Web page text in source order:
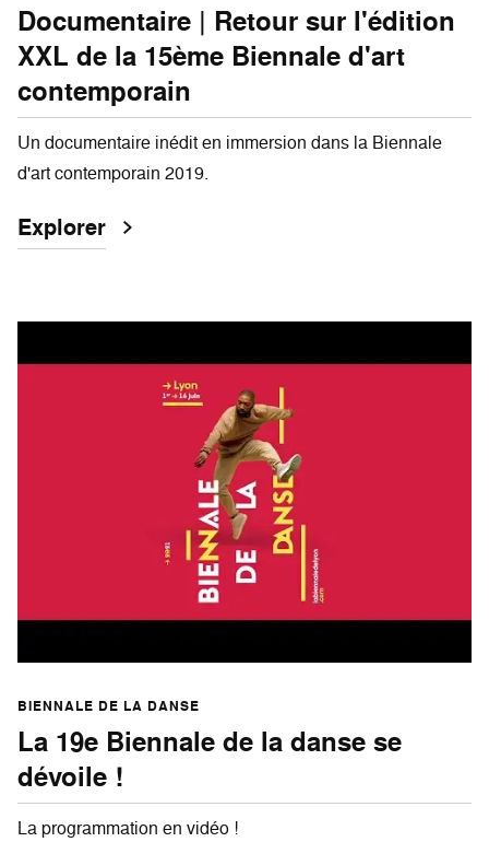
Documentaire | Retour sur l'édition
XXL de la 15ème Biennale d'art
contemporain
Un documentaire inédit en immersion dans la Biennale
d'art contemporain 2019.
Explorer
BIENNALE DE LA DANSE
La 19e Biennale de la danse se
dévoile !
La programmation en vidéo !